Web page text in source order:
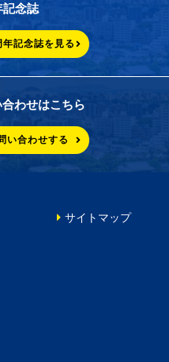
記念誌
記念誌を見る
わせはこちら
い合わせする
サイトマップ